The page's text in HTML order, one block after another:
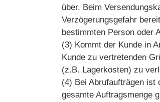
über. Beim
Verzögerungsgefahr
bestimmten Person oder
(3) Kommt der Kunde in
Kunde zu vertretenden
(z.B. Lagerkosten) zu
(4) Bei Abrufaufträgen ist
gesamte Auftragsmenge